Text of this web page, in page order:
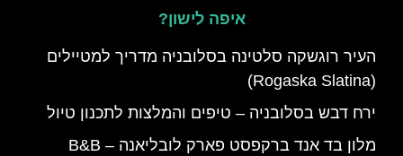
איפה לישון?
העיר רוגשקה סלטינה בסלובניה מדריך למטיילים
(Rogaska Slatina)
ירח דבש בסלובניה – טיפים והמלצות לתכנון טיול
מלון בד אנד ברקפסט פארק לובליאנה – B&B